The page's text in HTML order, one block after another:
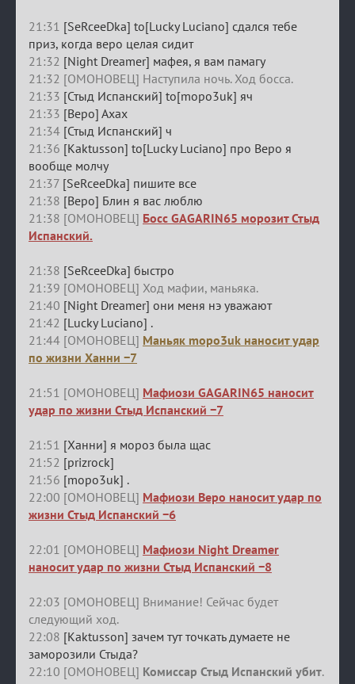
21:31 [SeRceeDka] to[Lucky Luciano] сдался тебе
приз, когда веро целая сидит
21:32 [Night Dreamer] мафея, я вам памагу
21:32 [ОМОНОВЕЦ] Наступила ночь. Ход босса.
21:33 [Стыд Испанский] to[mopo3uk] яч
21:33 [Веро] Ахах
21:34 [Стыд Испанский] ч
21:36 [Kaktusson] to[Lucky Luciano] про Веро я
вообще молчу
21:37 [SeRceeDka] пишите все
21:38 [Веро] Блин я вас люблю
21:38 [ОМОНОВЕЦ] Босс GAGARIN65 морозит Стыд
Испанский.
21:38 [SeRceeDka] быстро
21:39 [ОМОНОВЕЦ] Ход мафии, маньяка.
21:40 [Night Dreamer] они меня нэ уважают
21:42 [Lucky Luciano] .
21:44 [ОМОНОВЕЦ] Маньяк mopo3uk наносит удар
по жизни Ханни −7
21:51 [ОМОНОВЕЦ] Мафиози GAGARIN65 наносит
удар по жизни Стыд Испанский −7
21:51 [Ханни] я мороз была щас
21:52 [prizrock]
21:56 [mopo3uk] .
22:00 [ОМОНОВЕЦ] Мафиози Веро наносит удар по
жизни Стыд Испанский −6
22:01 [ОМОНОВЕЦ] Мафиози Night Dreamer
наносит удар по жизни Стыд Испанский −8
22:03 [ОМОНОВЕЦ] Внимание! Сейчас будет
следующий ход.
22:08 [Kaktusson] зачем тут точкать думаете не
заморозили Стыда?
22:10 [ОМОНОВЕЦ] Комиссар Стыд Испанский убит.